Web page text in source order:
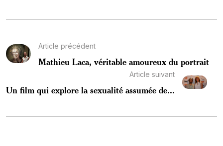
Article précédent
Mathieu Laca, véritable amoureux du portrait
Article suivant
Un film qui explore la sexualité assumée de...